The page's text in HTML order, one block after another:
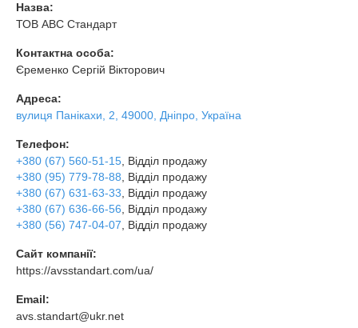
Назва:
ТОВ АВС Стандарт
Контактна особа:
Єременко Сергій Вікторович
Адреса:
вулиця Панікахи, 2, 49000, Дніпро, Україна
Телефон:
+380 (67) 560-51-15 , Відділ продажу
+380 (95) 779-78-88 , Відділ продажу
+380 (67) 631-63-33 , Відділ продажу
+380 (67) 636-66-56 , Відділ продажу
+380 (56) 747-04-07 , Відділ продажу
Сайт компанії:
https://avsstandart.com/ua/
Email:
avs.standart@ukr.net